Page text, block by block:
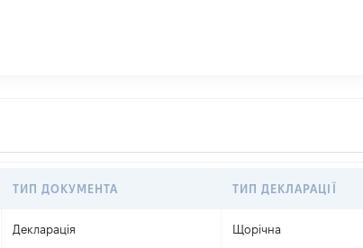
ТИП ДОКУМЕНТА ТИП ДЕКЛАРАЦІЇ
Декларація Щорічна